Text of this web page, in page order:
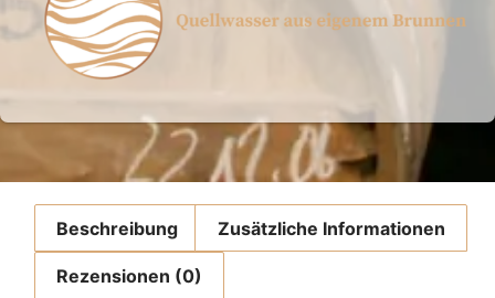
Beschreibung Zusätzliche Informationen
Rezensionen (0)